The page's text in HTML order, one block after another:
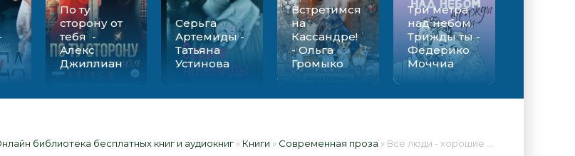
По ту
сторону от
тебя -
Алекс
Джиллиан
Серьга
Артемиды -
Татьяна
Устинова
Встретимся
на
Кассандре!
- Ольга
Громыко
Три метра
над небом.
Трижды ты -
Федерико
Моччиа
библиотека бесплатных книг и аудиокниг » Книги » Современная проза » Все люди - хорошие - Ирина Волчок 📕 - Книга онлайн бесплатно